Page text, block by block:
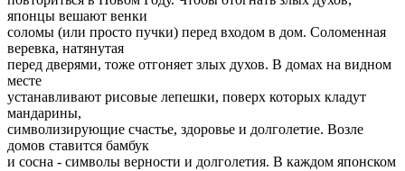
японцы вешают венки
соломы (или просто пучки) перед входом в дом. Соломенная
веревка, натянутая
перед дверями, тоже отгоняет злых духов. В домах на видном
месте
устанавливают рисовые лепешки, поверх которых кладут
мандарины,
символизирующие счастье, здоровье и долголетие. Возле
домов ставится бамбук
и сосна - символы верности и долголетия. В каждом японском